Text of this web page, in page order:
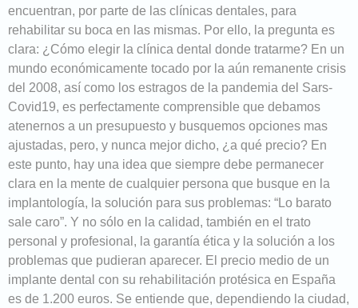
encuentran, por parte de las clínicas dentales, para
rehabilitar su boca en las mismas. Por ello, la pregunta es
clara: ¿Cómo elegir la clínica dental donde tratarme? En un
mundo económicamente tocado por la aún remanente crisis
del 2008, así como los estragos de la pandemia del Sars-
Covid19, es perfectamente comprensible que debamos
atenernos a un presupuesto y busquemos opciones mas
ajustadas, pero, y nunca mejor dicho, ¿a qué precio? En
este punto, hay una idea que siempre debe permanecer
clara en la mente de cualquier persona que busque en la
implantología, la solución para sus problemas: “Lo barato
sale caro”. Y no sólo en la calidad, también en el trato
personal y profesional, la garantía ética y la solución a los
problemas que pudieran aparecer. El precio medio de un
implante dental con su rehabilitación protésica en España
es de 1.200 euros. Se entiende que, dependiendo la ciudad,